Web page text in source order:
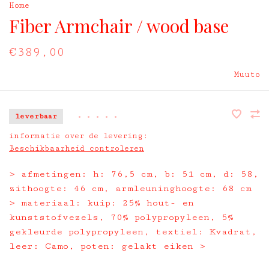
Home
Fiber Armchair / wood base
€389,00
Muuto
leverbaar • • • • •
informatie over de levering:
Beschikbaarheid controleren
> afmetingen: h: 76,5 cm, b: 51 cm, d: 58,
zithoogte: 46 cm, armleuninghoogte: 68 cm
> materiaal: kuip: 25% hout- en
kunststofvezels, 70% polypropyleen, 5%
gekleurde polypropyleen, textiel: Kvadrat,
leer: Camo, poten: gelakt eiken >